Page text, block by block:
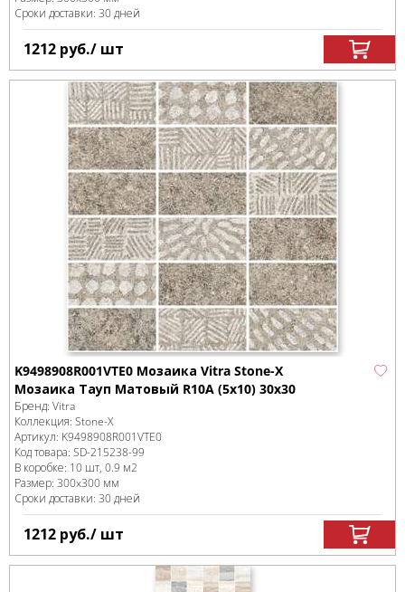
Сроки доставки: 30 дней
1212 руб./ шт
K9498908R001VTE0 Мозаика Vitra Stone-X
Мозаика Тауп Матовый R10A (5х10) 30х30
Бренд: Vitra
Коллекция: Stone-X
Артикул: K9498908R001VTE0
Код товара: SD-215238-99
В коробке: 10 шт, 0.9 м2
Размер: 300x300 мм
Сроки доставки: 30 дней
1212 руб./ шт